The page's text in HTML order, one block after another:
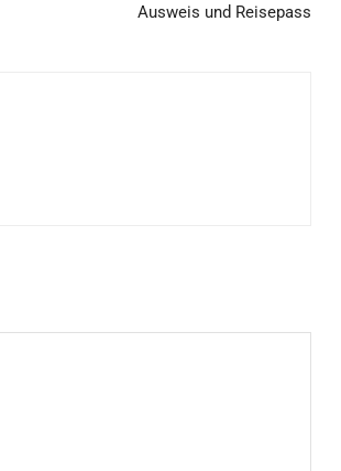
Ausweis und Reisepass